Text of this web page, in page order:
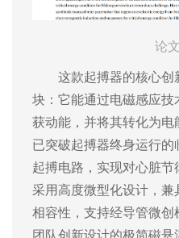
论
这款起搏器的核心创
块：它能通过电磁感应
获动能，并将其转化为
已突破起搏器终身运行
起搏电路，实现对心脏
采用高度微型化设计，
相容性，支持经导管微创
团队创新设计的极简磁